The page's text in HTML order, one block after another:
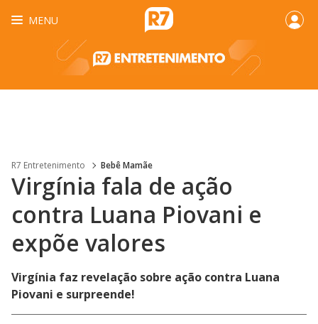
MENU
R7 Entretenimento Bebê Mamãe
Virgínia fala de ação
contra Luana Piovani e
expõe valores
Virgínia faz revelação sobre ação contra Luana
Piovani e surpreende!